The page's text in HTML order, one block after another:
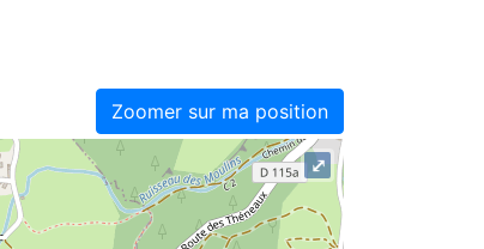
Zoomer sur ma position
⤢